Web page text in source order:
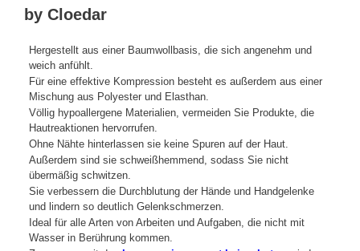
by Cloedar
Hergestellt aus einer Baumwollbasis, die sich angenehm und
weich anfühlt.
Für eine effektive Kompression besteht es außerdem aus einer
Mischung aus Polyester und Elasthan.
Völlig hypoallergene Materialien, vermeiden Sie Produkte, die
Hautreaktionen hervorrufen.
Ohne Nähte hinterlassen sie keine Spuren auf der Haut.
Außerdem sind sie schweißhemmend, sodass Sie nicht
übermäßig schwitzen.
Sie verbessern die Durchblutung der Hände und Handgelenke
und lindern so deutlich Gelenkschmerzen.
Ideal für alle Arten von Arbeiten und Aufgaben, die nicht mit
Wasser in Berührung kommen.